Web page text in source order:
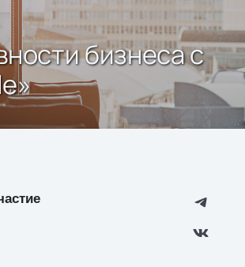
бизнеса с